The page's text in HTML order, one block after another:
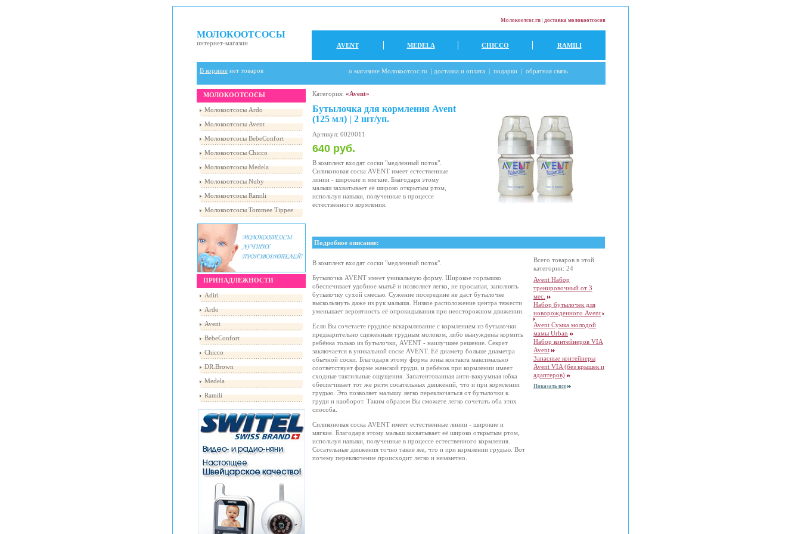
Молокоотсос.ru доставка молокоотсосов
МОЛОКООТСОСЫ
интернет-магазин AVENT MEDELA CHICCO RAMILI
В корзине нет товаров о магазине Молокоотсос.ru | доставка и оплата | подарки | обратная связь
МОЛОКООТСОСЫ
Молокоотсосы Ardo
Молокоотсосы Avent
Молокоотсосы BebeConfort
Молокоотсосы Chicco
Молокоотсосы Medela
Молокоотсосы Nuby
Молокоотсосы Ramili
Молокоотсосы Tommee Tippee
ПРИНАДЛЕЖНОСТИ
Adiri
Ardo
Avent
BebeConfort
Chicco
DR.Brown
Medela
Ramili
Категория: «Avent»
Бутылочка для кормления Avent
(125 мл) | 2 шт/уп.
Артикул: 0020011
640 руб.
В комплект входят соски "медленный поток".
Силиконовая соска AVENT имеет естественные
линии - широкие и мягкие. Благодаря этому
малыш захватывает её широко открытым ртом,
используя навыки, полученные в процессе
естественного кормления.
Подробное описание:
В комплект входят соски "медленный поток".
Бутылочка AVENT имеет уникальную форму. Широкое горлышко
обеспечивает удобное мытьё и позволяет легко, не просыпая, заполнять
бутылочку сухой смесью. Сужение посередине не даст бутылочке
выскользнуть даже из рук малыша. Низкое расположение центра тяжести
уменьшает вероятность её опрокидывания при неосторожном движении.
Если Вы сочетаете грудное вскармливание с кормлением из бутылочки
предварительно сцеженным грудным молоком, либо вынуждены кормить
ребёнка только из бутылочки, AVENT - наилучшее решение. Секрет
заключается в уникальной соске AVENT. Её диаметр больше диаметра
обычной соски. Благодаря этому форма зоны контакта максимально
соответствует форме женской груди, и ребёнок при кормлении имеет
сходные тактильные ощущения. Запатентованная анти-вакуумная юбка
обеспечивает тот же ритм сосательных движений, что и при кормлении
грудью. Это позволяет малышу легко переключаться от бутылочки к
груди и наоборот. Таким образом Вы сможете легко сочетать оба этих
способа.
Силиконовая соска AVENT имеет естественные линии - широкие и
мягкие. Благодаря этому малыш захватывает её широко открытым ртом,
используя навыки, полученные в процессе естественного кормления.
Сосательные движения точно такие же, что и при кормлении грудью. Вот
почему переключение происходит легко и незаметно.
Всего товаров в этой
категории: 24
Avent Набор
тренировочный от 3
мес.
Набор бутылочек для
новорожденного Avent
Avent Сумка молодой
мамы Urban
Набор контейнеров VIA
Avent
Запасные контейнеры
Avent VIA (без крышек и
адаптеров)
Показать все